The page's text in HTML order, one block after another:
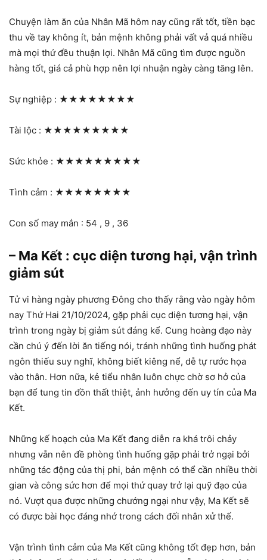
Chuyện làm ăn của Nhân Mã hôm nay cũng rất tốt, tiền bạc
thu về tay không ít, bản mệnh không phải vất vả quá nhiều
mà mọi thứ đều thuận lợi. Nhân Mã cũng tìm được nguồn
hàng tốt, giá cả phù hợp nên lợi nhuận ngày càng tăng lên.
Sự nghiệp : ★★★★★★★★
Tài lộc : ★★★★★★★★★
Sức khỏe : ★★★★★★★★★
Tình cảm : ★★★★★★★★
Con số may mắn : 54 , 9 , 36
– Ma Kết : cục diện tương hại, vận trình
giảm sút
Tử vi hàng ngày phương Đông cho thấy rằng vào ngày hôm
nay Thứ Hai 21/10/2024, gặp phải cục diện tương hại, vận
trình trong ngày bị giảm sút đáng kể. Cung hoàng đạo này
cần chú ý đến lời ăn tiếng nói, tránh những tình huống phát
ngôn thiếu suy nghĩ, không biết kiêng nể, dễ tự rước họa
vào thân. Hơn nữa, kẻ tiểu nhân luôn chực chờ sơ hở của
bạn để tung tin đồn thất thiệt, ảnh hưởng đến uy tín của Ma
Kết.
Những kế hoạch của Ma Kết đang diễn ra khá trôi chảy
nhưng vẫn nên đề phòng tình huống gặp phải trở ngại bởi
những tác động của thị phi, bản mệnh có thể cần nhiều thời
gian và công sức hơn để mọi thứ quay trở lại quỹ đạo của
nó. Vượt qua được những chướng ngại như vậy, Ma Kết sẽ
có được bài học đáng nhớ trong cách đối nhân xử thế.
Vận trình tình cảm của Ma Kết cũng không tốt đẹp hơn, bản